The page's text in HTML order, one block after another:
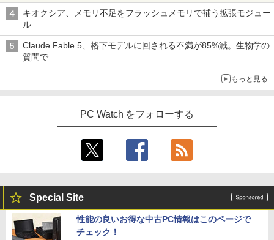
キオクシア、メモリ不足をフラッシュメモリで補う拡張モジュー
ル
Claude Fable 5、格下モデルに回される不満が85%減。生物学の
質問で
もっと見る
PC Watch をフォローする
Special Site
性能の良いお得な中古PC情報はこのページで
チェック！